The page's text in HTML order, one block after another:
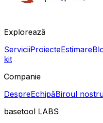
Explorează
ServiciiProiecteEstimare
kit
Companie
DespreEchipăBiroul
basetool LABS